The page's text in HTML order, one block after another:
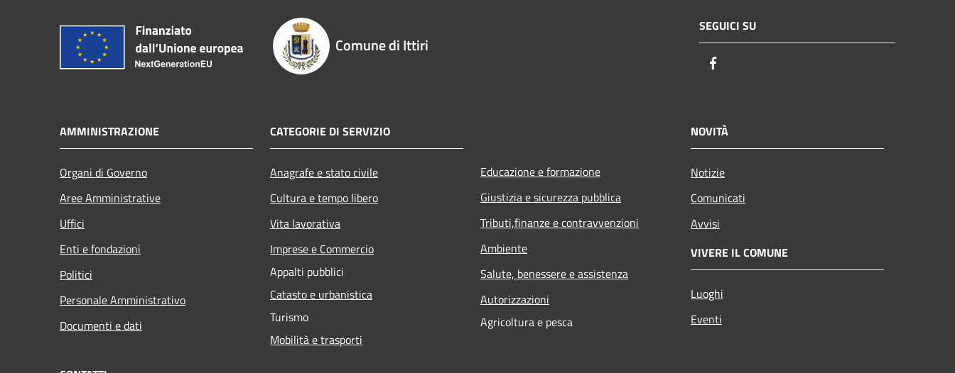
Comune di Ittiri
SEGUICI SU
AMMINISTRAZIONE
Organi di Governo
Aree Amministrative
Uffici
Enti e fondazioni
Politici
Personale Amministrativo
Documenti e dati
CATEGORIE DI SERVIZIO
Anagrafe e stato civile
Cultura e tempo libero
Vita lavorativa
Imprese e Commercio
Appalti pubblici
Catasto e urbanistica
Turismo
Mobilità e trasporti
Educazione e formazione
Giustizia e sicurezza pubblica
Tributi,finanze e contravvenzioni
Ambiente
Salute, benessere e assistenza
Autorizzazioni
Agricoltura e pesca
NOVITÀ
Notizie
Comunicati
Avvisi
VIVERE IL COMUNE
Luoghi
Eventi